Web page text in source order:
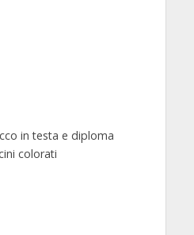
in testa e diploma
colorati